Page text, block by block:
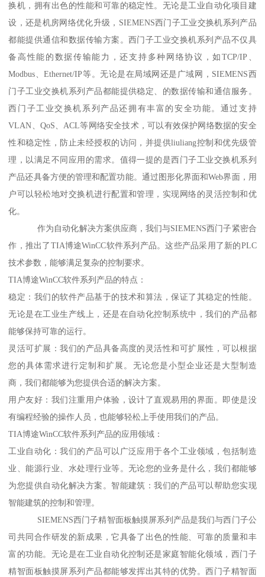
换机，拥有出色的性能和可靠的稳定性。无论是工业自动化项目建
设，还是机房网络优化升级，SIEMENS西门子工业交换机系列产品
都能提供通信和数据传输方案。西门子工业交换机系列产品不仅具
备高性能的数据传输能力，还支持多种网络协议，如TCP/IP、
Modbus、Ethernet/IP等。无论是在局域网还是广域网，SIEMENS西
门子工业交换机系列产品都能提供稳定、的数据传输和通信服务。
西门子工业交换机系列产品还拥有丰富的安全功能。通过支持
VLAN、QoS、ACL等网络安全技术，可以有效保护网络数据的安全
性和稳定性，防止未经授权的访问，并提供liuliang控制和优先级管
理，以满足不同应用的需求。值得一提的是西门子工业交换机系列
产品还具备方便的管理和配置功能。通过图形化界面和Web界面，用
户可以轻松地对交换机进行配置和管理，实现网络的灵活控制和优
化。
作为自动化解决方案供应商，我们与SIEMENS西门子紧密合
作，推出了TIA博途WinCC软件系列产品。这些产品采用了新的PLC
技术参数，能够满足复杂的控制要求。
TIA博途WinCC软件系列产品的特点：
稳定：我们的软件产品基于的技术和算法，保证了其稳定的性能。
无论是在工业生产线上，还是在自动化控制系统中，我们的产品都
能够保持可靠的运行。
灵活可扩展：我们的产品具备高度的灵活性和可扩展性，可以根据
您的具体需求进行定制和扩展。无论您是小型企业还是大型制造
商，我们都能够为您提供合适的解决方案。
用户友好：我们注重用户体验，设计了直观易用的界面。即使是没
有编程经验的操作人员，也能够轻松上手使用我们的产品。
TIA博途WinCC软件系列产品的应用领域：
工业自动化：我们的产品可以广泛应用于各个工业领域，包括制造
业、能源行业、水处理行业等。无论您的业务是什么，我们都能够
为您提供自动化解决方案。智能建筑：我们的产品可以帮助您实现
智能建筑的控制和管理。
SIEMENS西门子精智面板触摸屏系列产品是我们与西门子公
司共同合作研发的新成果，它具备了出色的性能、可靠的质量和丰
富的功能。无论是在工业自动化控制还是家庭智能化领域，西门子
精智面板触摸屏系列产品都能够发挥出其特的优势。西门子精智面